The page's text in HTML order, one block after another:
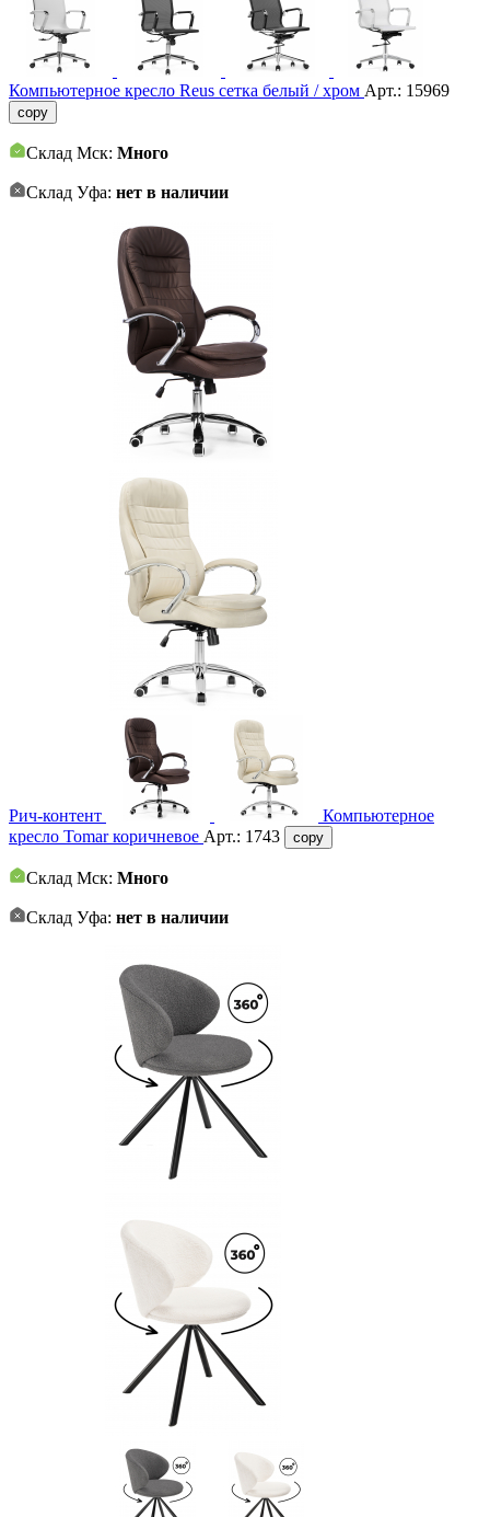
Компьютерное кресло Reus сетка белый / хром Арт.: 15969
copy
Склад Мск: Много
Склад Уфа: нет в наличии
Рич-контент
Компьютерное
кресло Tomar коричневое Арт.: 1743 copy
Склад Мск: Много
Склад Уфа: нет в наличии